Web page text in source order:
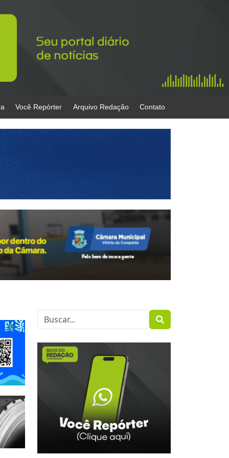
Você Repórter Arquivo Redação Contato